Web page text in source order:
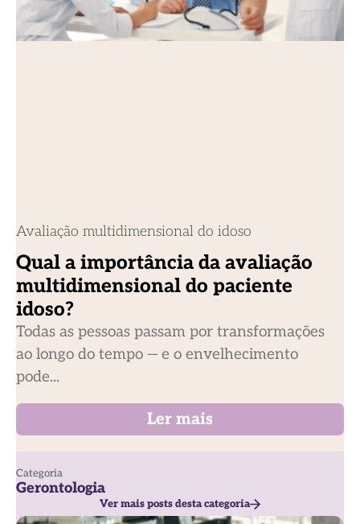
Avaliação multidimensional do idoso
Qual a importância da avaliação
multidimensional do paciente
idoso?
Todas as pessoas passam por transformações
ao longo do tempo — e o envelhecimento
pode...
Ler mais
Categoria
Gerontologia
Ver mais posts desta categoria